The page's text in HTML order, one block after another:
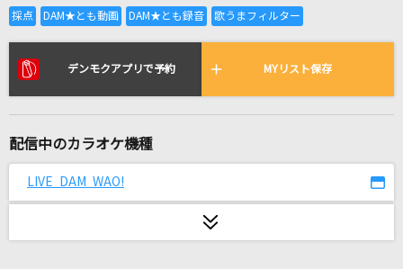
リアルタイムで歌われている曲の一覧
いつか
[生音]ないものねだり
KANA-BOON
デンモクアプリで予約 MYリスト保存
配信中のカラオケ機種
LIVE DAM WAO!